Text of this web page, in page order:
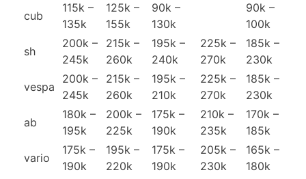
cub
115k –
135k
125k –
155k
90k –
130k
90k –
100k
sh
200k –
245k
215k –
260k
195k –
240k
225k –
270k
185k –
230k
vespa
200k –
245k
215k –
260k
195k –
210k
225k –
270k
185k –
230k
ab
180k –
195k
200k –
225k
175k –
190k
210k –
235k
170k –
185k
vario
175k –
190k
195k –
220k
175k –
190k
205k –
230k
165k –
180k